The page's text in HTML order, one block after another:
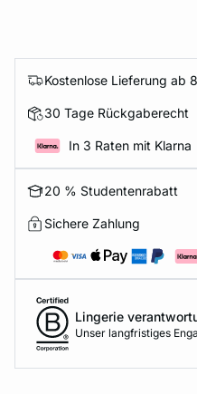
Kostenlose Lieferung ab
30 Tage Rückgaberecht
In 3 Raten mit Klarna
20 % Studentenrabatt
Sichere Zahlung
Lingerie
Unser langfristiges